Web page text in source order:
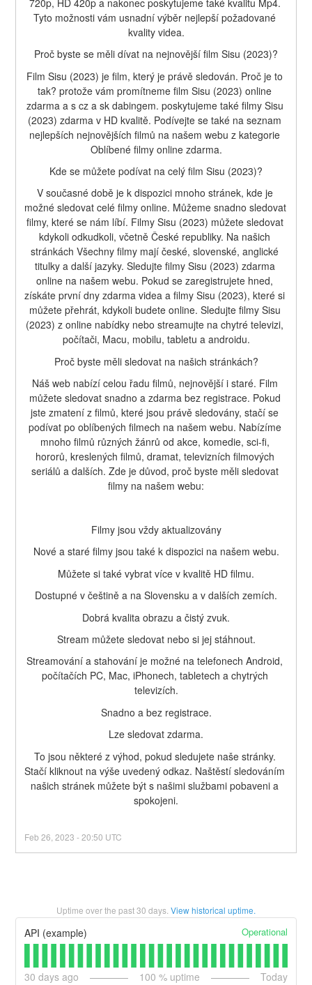
Tyto možnosti vám usnadní výběr nejlepší požadované
kvality videa.
Proč byste se měli dívat na nejnovější film Sisu (2023)?
Film Sisu (2023) je film, který je právě sledován. Proč je to
tak? protože vám promítneme film Sisu (2023) online
zdarma a s cz a sk dabingem. poskytujeme také filmy Sisu
(2023) zdarma v HD kvalitě. Podívejte se také na seznam
nejlepších nejnovějších filmů na našem webu z kategorie
Oblíbené filmy online zdarma.
Kde se můžete podívat na celý film Sisu (2023)?
V současné době je k dispozici mnoho stránek, kde je
možné sledovat celé filmy online. Můžeme snadno sledovat
filmy, které se nám líbí. Filmy Sisu (2023) můžete sledovat
kdykoli odkudkoli, včetně České republiky. Na našich
stránkách Všechny filmy mají české, slovenské, anglické
titulky a další jazyky. Sledujte filmy Sisu (2023) zdarma
online na našem webu. Pokud se zaregistrujete hned,
získáte první dny zdarma videa a filmy Sisu (2023), které si
můžete přehrát, kdykoli budete online. Sledujte filmy Sisu
(2023) z online nabídky nebo streamujte na chytré televizi,
počítači, Macu, mobilu, tabletu a androidu.
Proč byste měli sledovat na našich stránkách?
Náš web nabízí celou řadu filmů, nejnovější i staré. Film
můžete sledovat snadno a zdarma bez registrace. Pokud
jste zmatení z filmů, které jsou právě sledovány, stačí se
podívat po oblíbených filmech na našem webu. Nabízíme
mnoho filmů různých žánrů od akce, komedie, sci-fi,
hororů, kreslených filmů, dramat, televizních filmových
seriálů a dalších. Zde je důvod, proč byste měli sledovat
filmy na našem webu:
Filmy jsou vždy aktualizovány
Nové a staré filmy jsou také k dispozici na našem webu.
Můžete si také vybrat více v kvalitě HD filmu.
Dostupné v češtině a na Slovensku a v dalších zemích.
Dobrá kvalita obrazu a čistý zvuk.
Stream můžete sledovat nebo si jej stáhnout.
Streamování a stahování je možné na telefonech Android,
počítačích PC, Mac, iPhonech, tabletech a chytrých
televizích.
Snadno a bez registrace.
Lze sledovat zdarma.
To jsou některé z výhod, pokud sledujete naše stránky.
Stačí kliknout na výše uvedený odkaz. Naštěstí sledováním
našich stránek můžete být s našimi službami pobaveni a
spokojeni.
Feb26 ,2023 -20:50 UTC
Uptime over the past30 days. View historical uptime.
API (example) Operational
30 days ago 100 % uptime Today